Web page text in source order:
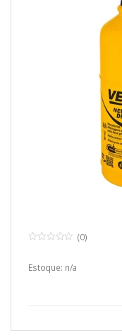
u
(0)
Estoque: n/a